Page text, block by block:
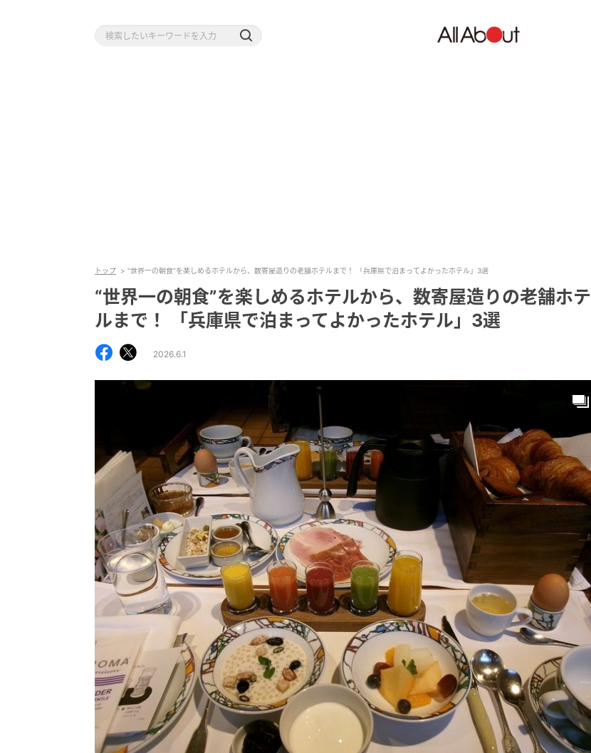
トップ “世界一の朝食”を楽しめるホテルから、数寄屋造りの老舗ホテルまで！ 「兵庫県で泊まってよかったホテル」3選
“世界一の朝食”を楽しめるホテルから、数寄屋造りの老舗ホテ
ルまで！ 「兵庫県で泊まってよかったホテル」3選
2026.6.1